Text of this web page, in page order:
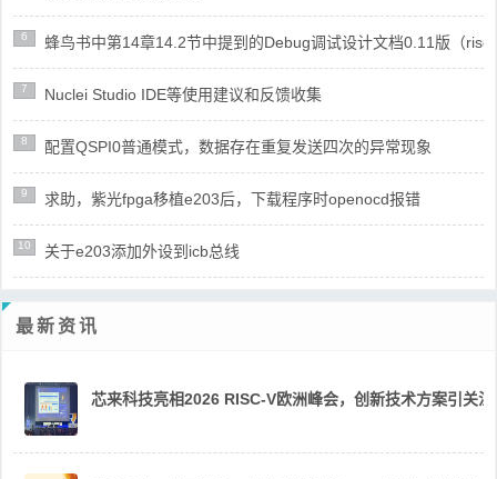
6 蜂鸟书中第14章14.2节中提到的Debug调试设计文档0.11版（
7 Nuclei Studio IDE等使用建议和反馈收集
8 配置QSPI0普通模式，数据存在重复发送四次的异常现象
9 求助，紫光fpga移植e203后，下载程序时openocd报错
10 关于e203添加外设到icb总线
最新资讯
芯来科技亮相2026 RISC-V欧洲峰会，创新技术方案引关注